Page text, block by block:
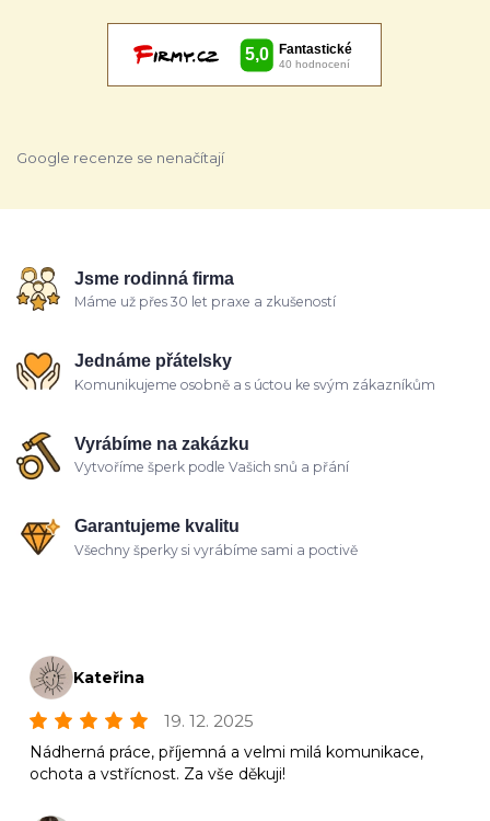
Google recenze se nenačítají
Jsme rodinná firma
Máme už přes 30 let praxe a zkušeností
Jednáme přátelsky
Komunikujeme osobně a s úctou ke svým zákazníkům
Vyrábíme na zakázku
Vytvoříme šperk podle Vašich snů a přání
Garantujeme kvalitu
Všechny šperky si vyrábíme sami a poctivě
Kateřina
19. 12. 2025
Nádherná práce, příjemná a velmi milá komunikace,
ochota a vstřícnost. Za vše děkuji!